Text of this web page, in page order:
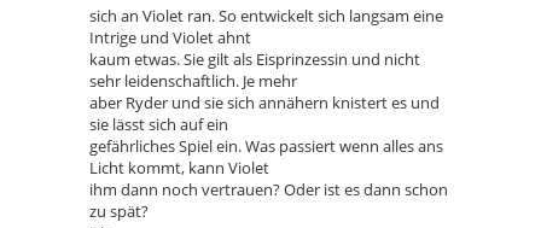
sich an Violet ran. So entwickelt sich langsam eine
Intrige und Violet ahnt
kaum etwas. Sie gilt als Eisprinzessin und nicht
sehr leidenschaftlich. Je mehr
aber Ryder und sie sich annähern knistert es und
sie lässt sich auf ein
gefährliches Spiel ein. Was passiert wenn alles ans
Licht kommt, kann Violet
ihm dann noch vertrauen? Oder ist es dann schon
zu spät?